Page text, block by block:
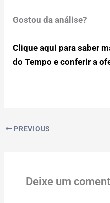
Gostou da análise?
Clique aqui para saber
do Tempo e conferir a
PREVIOUS
Deixe um